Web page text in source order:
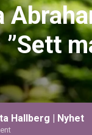
Hallberg | Nyhet